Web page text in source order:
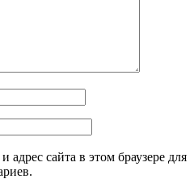
адрес сайта в этом браузере для